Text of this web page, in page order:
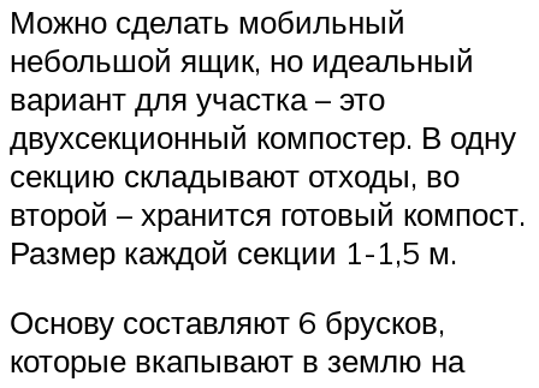
Можно сделать мобильный
небольшой ящик, но идеальный
вариант для участка – это
двухсекционный компостер. В одну
секцию складывают отходы, во
второй – хранится готовый компост.
Размер каждой секции 1-1,5 м.
Основу составляют 6 брусков,
которые вкапывают в землю на